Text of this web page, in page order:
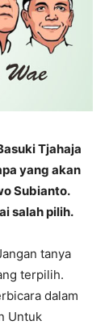
Tjahaja
yang akan
Subianto.
salah pilih.
tanya
terpilih.
dalam
Untuk